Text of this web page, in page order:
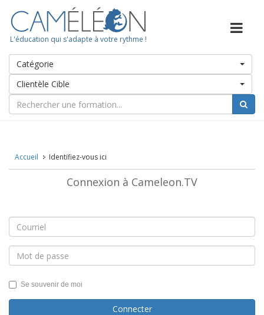
L'éducation qui s'adapte à votre rythme !
Catégorie
Clientèle Cible
Accueil Identifiez-vous ici
Connexion à Cameleon.TV
Se souvenir de moi
Connecter